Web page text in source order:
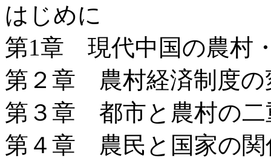
はじめに
第1章 現代中国の農村
第２章 農村経済制度の
第３章 都市と農村の二
第４章 農民と国家の関